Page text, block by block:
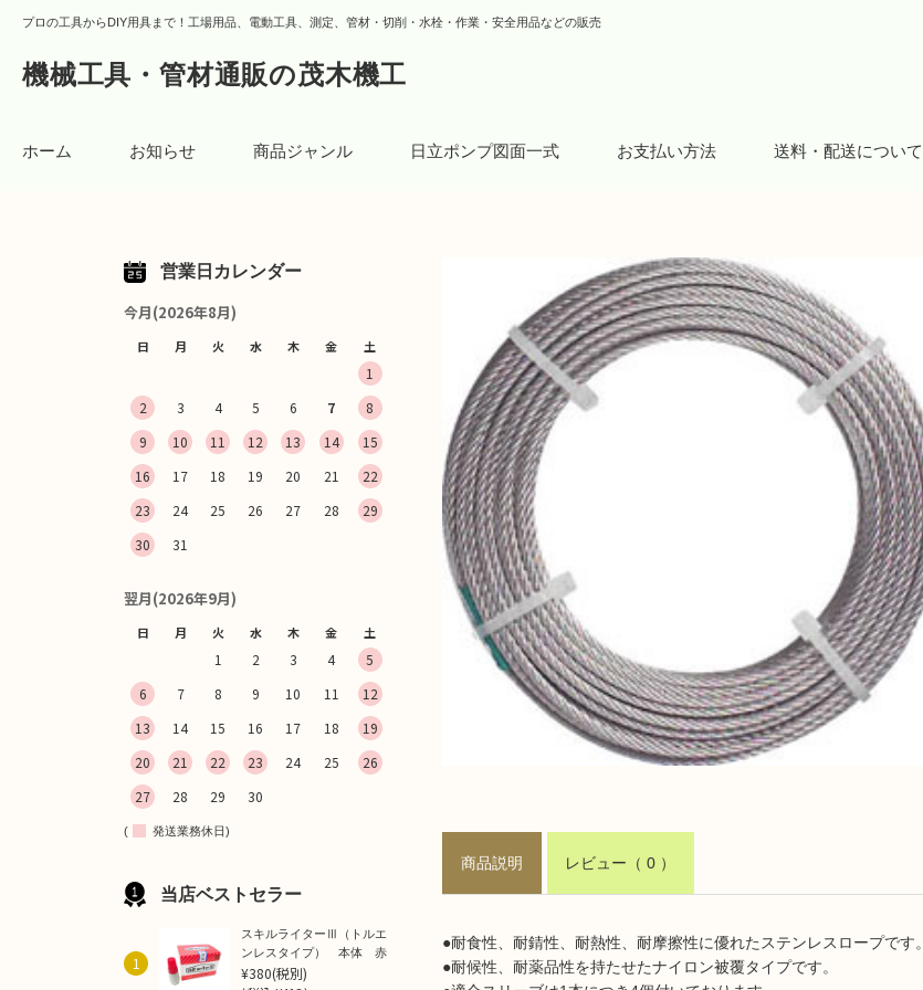
プロの工具からDIY用具まで！工場用品、電動工具、測定、管材・切削・水栓・作業・安全用品などの販売
機械工具・管材通販の茂木機工
ホーム お知らせ 商品ジャンル 日立ポンプ図面一式 お支払い方法 送料・配送について
商品説明 レビュー （ 0 ）
●耐食性、耐錆性、耐熱性、耐摩擦性に優れたステンレスロープです。
●耐候性、耐薬品性を持たせたナイロン被覆タイプです。
営業日カレンダー
今月(2026年8月)
日 月 火 水 木 金 土
1
2
3 4 5 6 7
8
9
10 11 12 13 14
15
16
17 18 19 20 21
22
23
24 25 26 27 28
29
30
31
翌月(2026年9月)
日 月 火 水 木 金 土
1 2 3 4
5
6
7 8 9 10 11
12
13
14 15 16 17 18
19
20
21 22 23 24 25
26
27
28 29 30
( 発送業務休日)
当店ベストセラー
1
スキルライターⅢ（トルエ
ンレスタイプ） 本体 赤
¥380(税別)